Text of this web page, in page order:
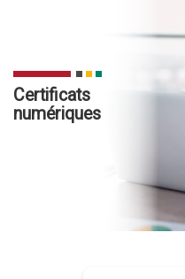
Certificats
numériques